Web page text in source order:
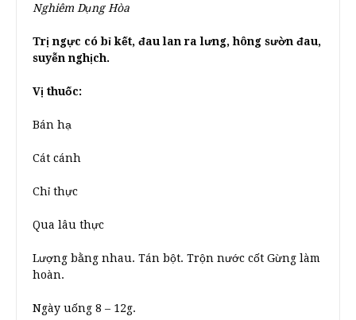
Nghiêm Dụng Hòa
Trị ngực có bỉ kết, đau lan ra lưng, hông sườn đau,
suyễn nghịch.
Vị thuốc:
Bán hạ
Cát cánh
Chỉ thực
Qua lâu thực
Lượng bằng nhau. Tán bột. Trộn nước cốt Gừng làm
hoàn.
Ngày uống 8 – 12g.